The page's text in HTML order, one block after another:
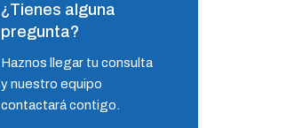
¿Tienes alguna
pregunta?
Haznos llegar tu consulta
y nuestro equipo
contactará contigo.